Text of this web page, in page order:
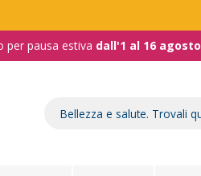
per pausa estiva dall'1 al 16 agosto